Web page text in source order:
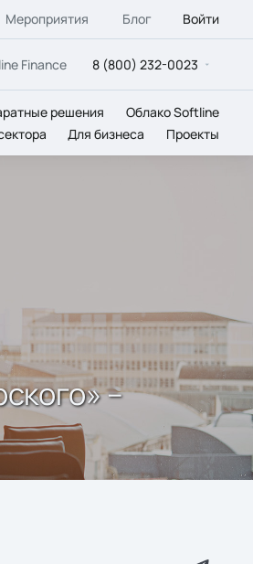
Мероприятия Блог Войти
Finance 8 (800) 232-0023
решения
Облако Softline
Для бизнеса Проекты
–